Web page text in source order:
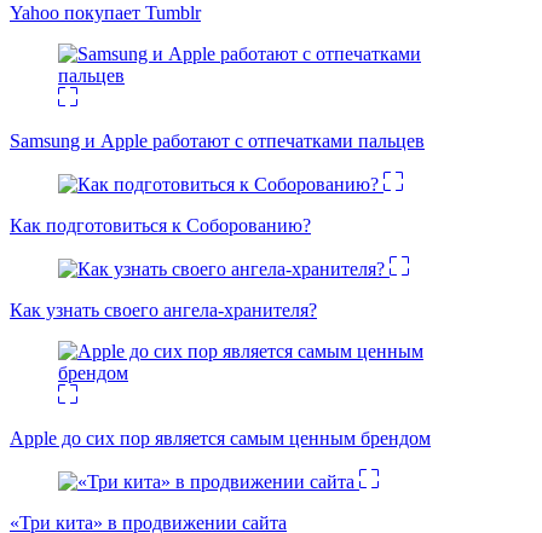
Yahoo покупает Tumblr
Samsung и Apple работают с отпечатками пальцев
Как подготовиться к Соборованию?
Как узнать своего ангела-хранителя?
Apple до сих пор является самым ценным брендом
«Три кита» в продвижении сайта